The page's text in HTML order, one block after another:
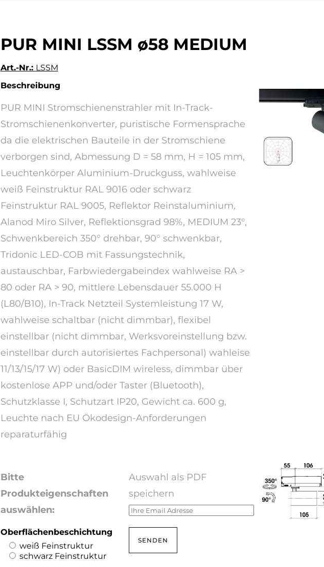
PUR MINI LSSM ø58 MEDIUM
Art.-Nr.: LSSM
Beschreibung
PUR MINI Stromschienenstrahler mit In-Track-
Stromschienenkonverter, puristische Formensprache
da die elektrischen Bauteile in der Stromschiene
verborgen sind, Abmessung D = 58 mm, H = 105 mm,
Leuchtenkörper Aluminium-Druckguss, wahlweise
weiß Feinstruktur RAL 9016 oder schwarz
Feinstruktur RAL 9005, Reflektor Reinstaluminium,
Alanod Miro Silver, Reflektionsgrad 98%, MEDIUM 23°,
Schwenkbereich 350° drehbar, 90° schwenkbar,
Tridonic LED-COB mit Fassungstechnik,
austauschbar, Farbwiedergabeindex wahlweise RA >
80 oder RA > 90, mittlere Lebensdauer 55.000 H
(L80/B10), In-Track Netzteil Systemleistung 17 W,
wahlweise schaltbar (nicht dimmbar), flexibel
einstellbar (nicht dimmbar, Werksvoreinstellung bzw.
einstellbar durch autorisiertes Fachpersonal) wahleise
11/13/15/17 W) oder BasicDIM wireless, dimmbar über
kostenlose APP und/oder Taster (Bluetooth),
Schutzklasse I, Schutzart IP20, Gewicht ca. 600 g,
Leuchte nach EU Ökodesign-Anforderungen
reparaturfähig
Bitte
Produkteigenschaften
auswählen:
Oberflächenbeschichtung
weiß Feinstruktur
schwarz Feinstruktur
Auswahl als PDF
speichern